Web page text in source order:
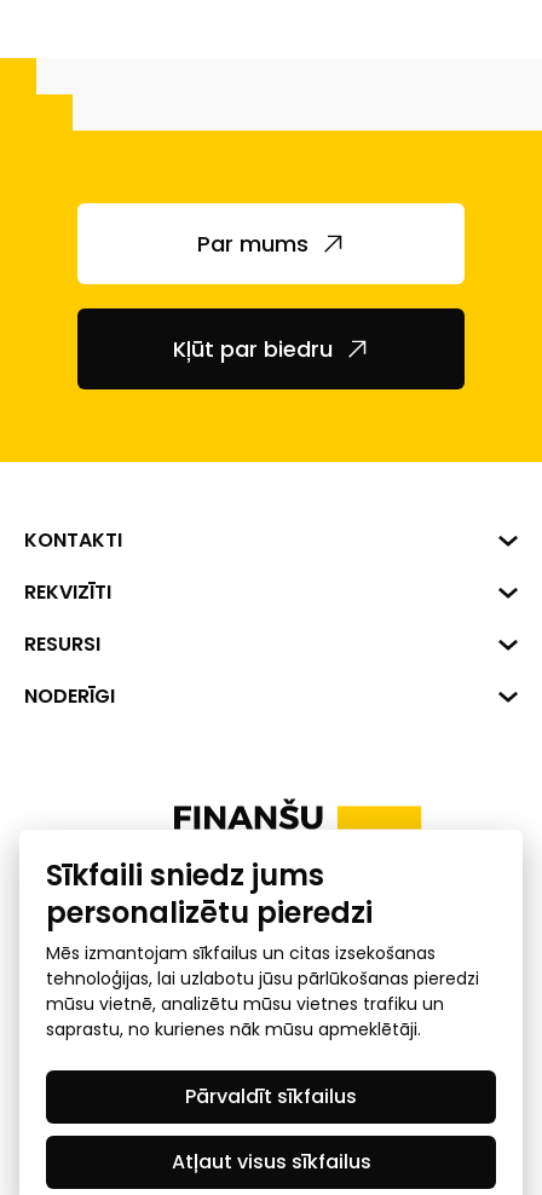
Par mums
Kļūt par biedru
KONTAKTI
Biznesa centrs "VERDE" Roberta
1045
+371 287 18175
REKVIZĪTI
Reģ. Nr. 40008002175
Banka: SEB Banka
RESURSI
Dati
Uzņēmumu kredītspējas kalkulators
NODERĪGI
Ombuds
Privātuma politika
GDPR subjekta piekļuves
pieprasījums
© 2026 Latvijas Finanšu nozares asociācija - visas tiesības
rezervētas
Sīkfaili sniedz jums
personalizētu pieredzi
Mēs izmantojam sīkfailus un citas izsekošanas
tehnoloģijas, lai uzlabotu jūsu pārlūkošanas pieredzi
mūsu vietnē, analizētu mūsu vietnes trafiku un
saprastu, no kurienes nāk mūsu apmeklētāji.
Atļaut visus sīkfailus
Pārvaldīt sīkfailus